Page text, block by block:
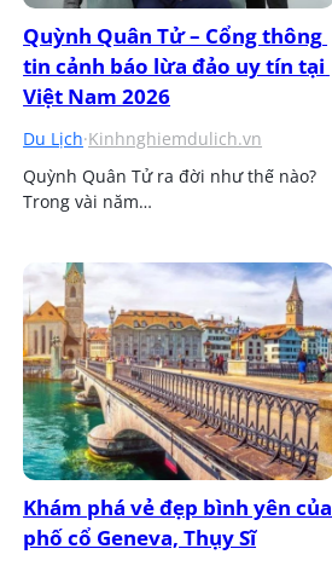
Quỳnh Quân Tử – Cổng thông
tin cảnh báo lừa đảo uy tín tại
Việt Nam 2026
Du Lịch·Kinhnghiemdulich.vn
Quỳnh Quân Tử ra đời như thế nào?
Trong vài năm…
Khám phá vẻ đẹp bình yên của
phố cổ Geneva, Thụy Sĩ